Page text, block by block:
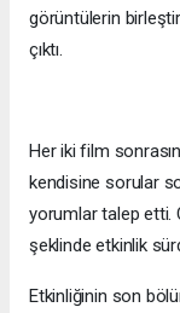
görüntülerin
çıktı.
Her iki film
kendisine sorular
yorumlar talep etti.
şeklinde etkinlik
Etkinliğinin son